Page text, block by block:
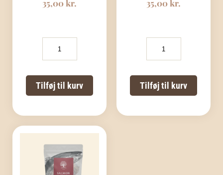
35,00kr.
KALKUN
DELIGHTS
antal
Tilføj til kurv
35,00kr.
AND
DELIGHTS
antal
Tilføj til kurv